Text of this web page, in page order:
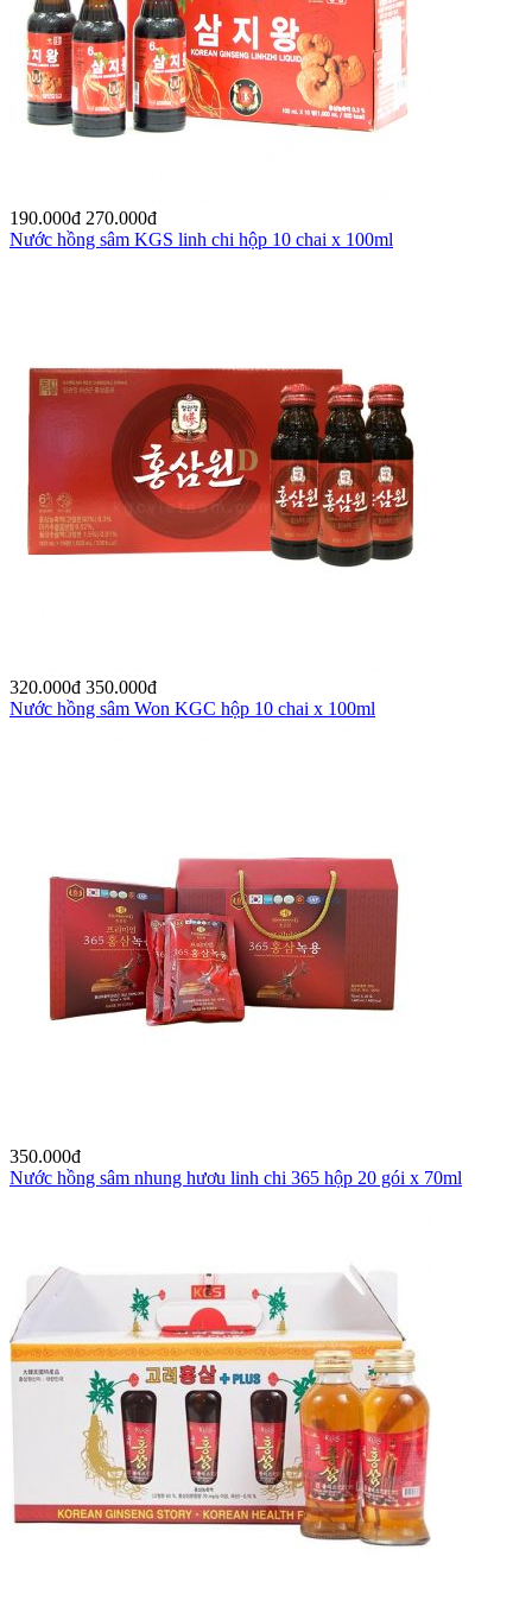
190.000đ 270.000đ
Nước hồng sâm KGS linh chi hộp 10 chai x 100ml
320.000đ 350.000đ
Nước hồng sâm Won KGC hộp 10 chai x 100ml
350.000đ
Nước hồng sâm nhung hươu linh chi 365 hộp 20 gói x 70ml